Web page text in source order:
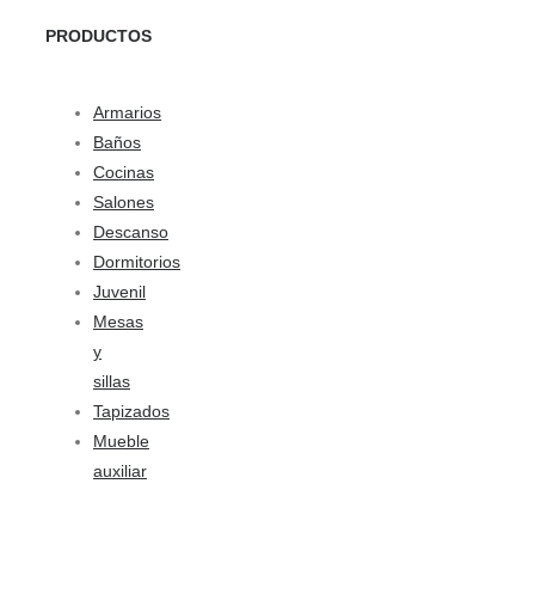
PRODUCTOS
Armarios
Baños
Cocinas
Salones
Descanso
Dormitorios
Juvenil
Mesas
y
sillas
Tapizados
Mueble
auxiliar